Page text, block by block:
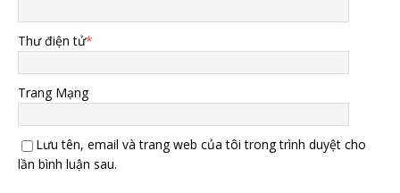
Thư điện tử*
Trang Mạng
Lưu tên, email và trang web của tôi trong trình duyệt cho
lần bình luận sau.